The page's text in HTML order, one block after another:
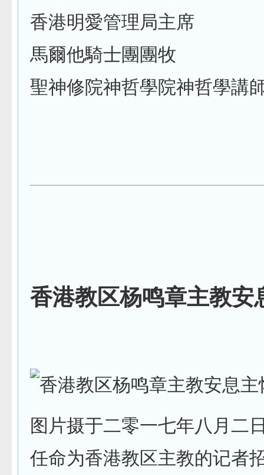
香港明愛管理局主席
馬爾他騎士團團牧
聖神修院神哲學院神哲學講
香港教区杨鸣章主教安
图片摄于二零一七年八月二
任命为香港教区主教的记者